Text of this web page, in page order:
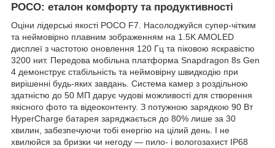
POCO: еталон комфорту та продуктивності
Оціни лідерські якості POCO F7. Насолоджуйся супер-чітким
та неймовірно плавним зображенням на 1.5K AMOLED
дисплеї з частотою оновлення 120 Гц та піковою яскравістю
3200 нит. Передова мобільна платформа Snapdragon 8s Gen
4 демонструє стабільність та неймовірну швидкодію при
вирішенні будь-яких завдань. Система камер з роздільною
здатністю до 50 МП дарує чудові можливості для створення
якісного фото та відеоконтенту. З потужною зарядкою 90 Вт
HyperCharge батарея заряджається до 80% лише за 30
хвилин, забезпечуючи тобі енергію на цілий день. І не
хвилюйся за бризки чи негоду — пило- і вологозахист IP68